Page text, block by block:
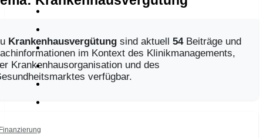
Krankenhausvergütung sind aktuell 54Beiträge und
im Kontext des Klinikmanagements,
Krankenhausorganisation und des
verfügbar.